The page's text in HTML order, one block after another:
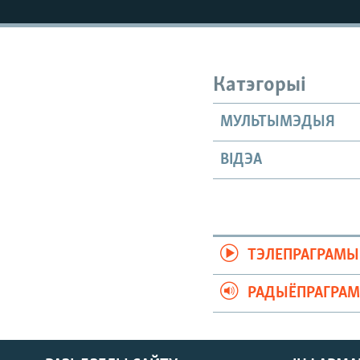
КАЛЯНДАР
НА ХВАЛЯХ СВАБОДЫ
Катэгорыі
МУЛЬТЫМЭДЫЯ
ВІДЭА
ТЭЛЕПРАГРАМЫ